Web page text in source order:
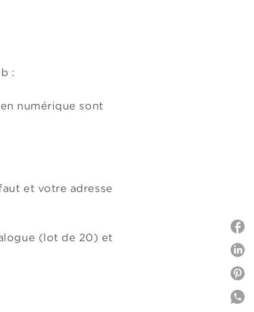
:
numérique sont
et votre adresse
(lot de 20) et